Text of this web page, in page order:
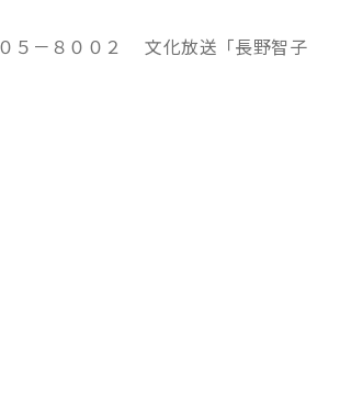
５－８００２ 文化放送「長野智子